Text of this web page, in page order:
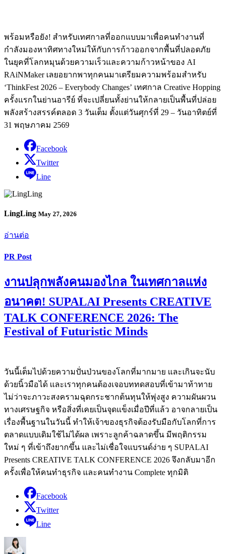
พร้อมหรือยัง! สำหรับเทศกาลที่ออกแบบมาเพื่อคนทำงานที่
กำลังมองหาทิศทางใหม่ให้กับการก้าวออกจากพื้นที่ปลอดภัย
ในยุคที่โลกหมุนด้วยความเร็วและความก้าวหน้าของ AI
RAiNMaker เลยอยากพาทุกคนมาเตรียมความพร้อมสำหรับ
‘ThinkFest 2026 – Everybody Changes’ เทศกาล Creative Hopping
ครั้งแรกในย่านอารีย์ ที่จะเปลี่ยนทั้งย่านให้กลายเป็นพื้นที่ปล่อย
พลังสร้างสรรค์ตลอด 3 วันเต็ม ตั้งแต่วันศุกร์ที่ 29 – วันอาทิตย์ที่
31 พฤษภาคม 2569
Facebook
Twitter
Line
LingLing May 27, 2026
อ่านต่อ
PR Post
งานปลุกพลังคนมองไกล ในเทศกาลแห่ง
อนาคต! SUPALAI Presents CREATIVE
TALK CONFERENCE 2026: The
Festival of Futuristic Minds
วันนี้เต็มไปด้วยความปั่นป่วนของโลกที่มากมาย และเกินจะนับ
ด้วยนิ้วมือได้ และเราทุกคนต้องเจอบททดสอบที่เข้ามาท้าทาย
ไม่ว่าจะภาวะสงครามฉุดกระชากต้นทุนให้พุ่งสูง ความผันผวน
ทางเศรษฐกิจ หรือสิ่งที่เคยเป็นจุดแข็งเมื่อปีที่แล้ว อาจกลายเป็น
เรื่องพื้นฐานในวันนี้ ทำให้เจ้าของธุรกิจต้องรับมือกับโลกที่การ
ตลาดแบบเดิมใช้ไม่ได้ผล เพราะลูกค้าฉลาดขึ้น มีพฤติกรรม
ใหม่ ๆ ที่เข้าถึงยากขึ้น และไม่เชื่อใจแบรนด์ง่าย ๆ SUPALAI
Presents CREATIVE TALK CONFERENCE 2026 จึงกลับมาอีก
ครั้งเพื่อให้คนทำธุรกิจ และคนทำงาน Complete ทุกมิติ
Facebook
Twitter
Line